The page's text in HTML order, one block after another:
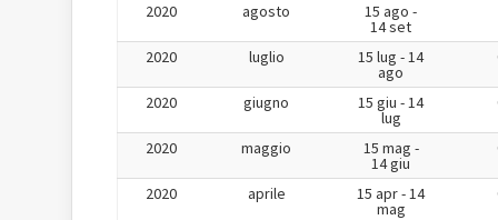
2020 agosto 15 ago -
14 set
2020
luglio 15 lug - 14
ago
2020 giugno 15 giu - 14
lug
2020 maggio 15 mag -
14 giu
2020 aprile 15 apr - 14
mag